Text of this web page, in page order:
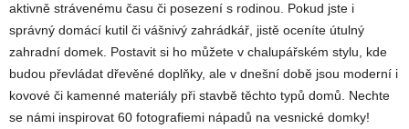
aktivně strávenému času či posezení s rodinou. Pokud jste i
správný domácí kutil či vášnivý zahrádkář, jistě oceníte útulný
zahradní domek. Postavit si ho můžete v chalupářském stylu, kde
budou převládat dřevěné doplňky, ale v dnešní době jsou moderní i
kovové či kamenné materiály při stavbě těchto typů domů. Nechte
se námi inspirovat 60 fotografiemi nápadů na vesnické domky!